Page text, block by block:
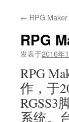
← RPG
RPG
发表于2016年
RPG
作，于
RGSS3
系统。